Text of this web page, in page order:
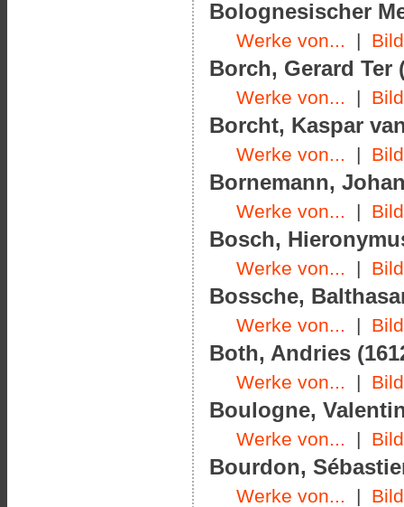
Bolognesischer
Werke von... |
Borch, Gerard Ter
Werke von... |
Borcht, Kaspar
Werke von... |
Bornemann,
Werke von... |
Bosch,
Werke von... |
Bossche,
Werke von... |
Both, Andries
Werke von... |
Boulogne,
Werke von... |
Bourdon,
Werke von... |